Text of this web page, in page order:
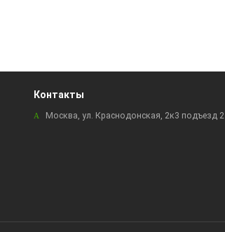
Контакты
Москва, ул. Краснодонская, 2к3 подъезд 2